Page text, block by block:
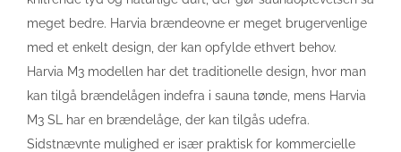
meget bedre. Harvia brændeovne er meget brugervenlige
med et enkelt design, der kan opfylde ethvert behov.
Harvia M3 modellen har det traditionelle design, hvor man
kan tilgå brændelågen indefra i sauna tønde, mens Harvia
M3 SL har en brændelåge, der kan tilgås udefra.
Sidstnævnte mulighed er især praktisk for kommercielle